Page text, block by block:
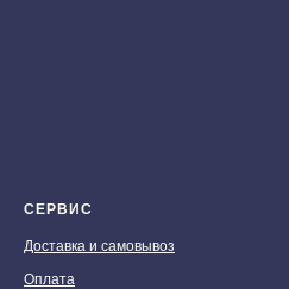
СЕРВИС
Доставка и самовывоз
Оплата